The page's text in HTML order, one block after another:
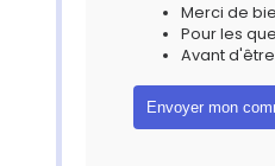
Merci de
Pour les
Avant